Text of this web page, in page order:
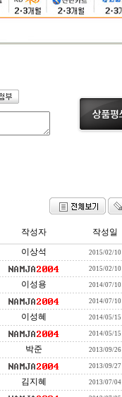
작성자 작성일
이상석 2015/02/10
2015/02/10
이성용 2014/07/10
2014/07/10
이성혜 2014/05/15
2014/05/15
박준 2013/09/26
2013/09/27
김지혜 2013/07/04